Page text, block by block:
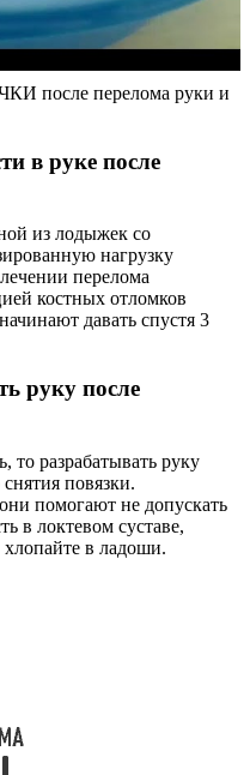
перелома руки и
в руке после
из лодыжек со
нагрузку
перелома
костных отломков
давать спустя 3
руку после
то разрабатывать руку
повязки.
помогают не допускать
в локтевом суставе,
в ладоши.